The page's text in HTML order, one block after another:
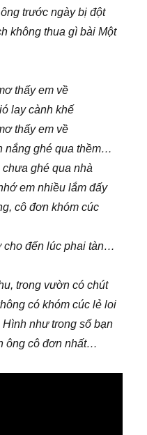
trước ngày bị đột
không thua gì bài Một
thấy em về
lay cành khế
thấy em về
nắng ghé qua thềm…
ghé qua nhà
em nhiều lắm đấy
cô đơn khóm cúc
cho đến lúc phai tàn…
trong vườn có chút
có khóm cúc lẻ loi
như trong số bạn
ông cô đơn nhất…